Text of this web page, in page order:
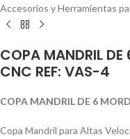
Accesorios y Herramientas
COPA MANDRIL DE
CNC REF: VAS-4
COPA MANDRIL DE 6
Copa Mandril para Altas